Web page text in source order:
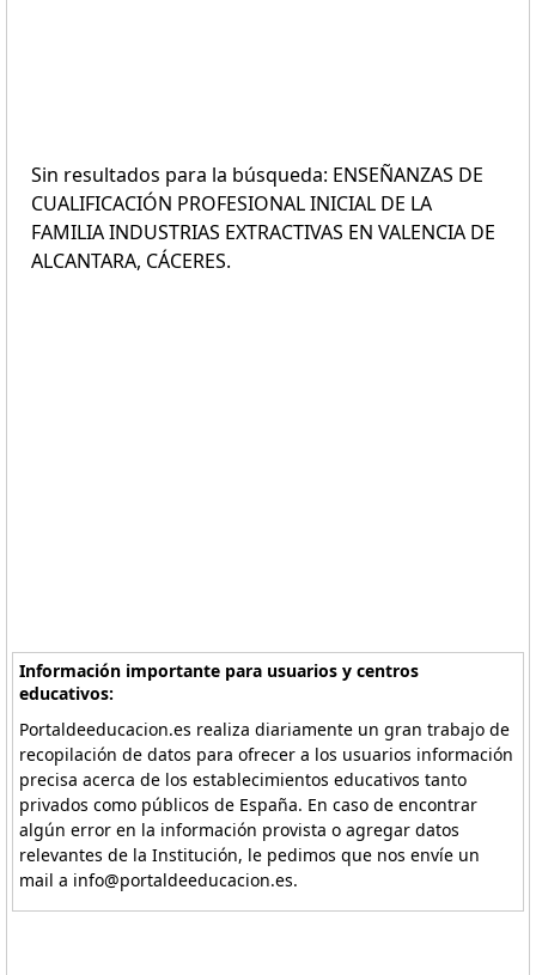
Sin resultados para la búsqueda: ENSEÑANZAS DE
CUALIFICACIÓN PROFESIONAL INICIAL DE LA
FAMILIA INDUSTRIAS EXTRACTIVAS EN VALENCIA DE
ALCANTARA, CÁCERES.
Información importante para usuarios y centros
educativos:
Portaldeeducacion.es realiza diariamente un gran trabajo de
recopilación de datos para ofrecer a los usuarios información
precisa acerca de los establecimientos educativos tanto
privados como públicos de España. En caso de encontrar
algún error en la información provista o agregar datos
relevantes de la Institución, le pedimos que nos envíe un
mail a info@portaldeeducacion.es.